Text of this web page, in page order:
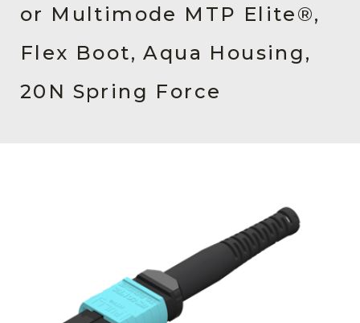
资源
关于我们
or Multimode MTP Elite®,
Flex Boot, Aqua Housing,
20N Spring Force